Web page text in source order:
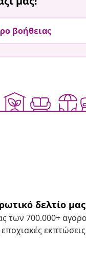
βοήθειας
δελτίο μας
των 700.000+